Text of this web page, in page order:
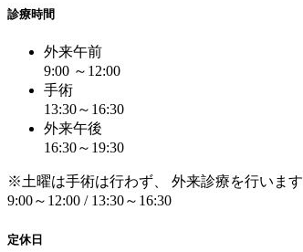
診療時間
外来午前
9:00 ～12:00
手術
13:30～16:30
外来午後
16:30～19:30
※土曜は手術は行わず、 外来診療を行います
9:00～12:00 / 13:30～16:30
定休日